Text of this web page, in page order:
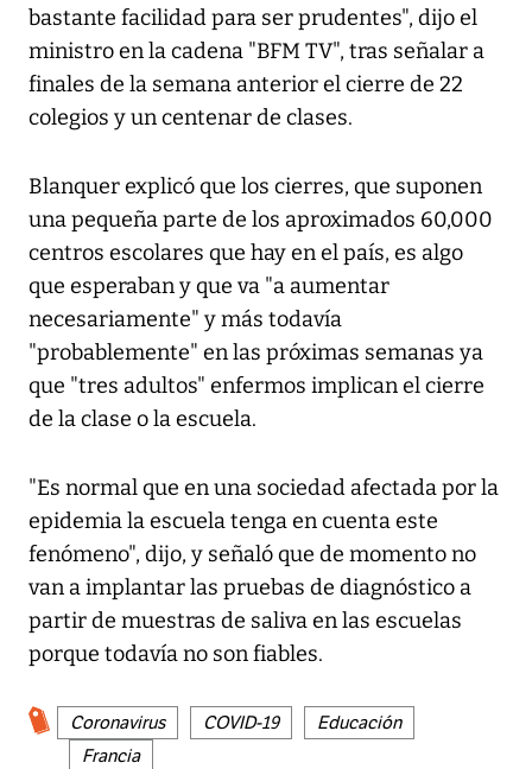
bastante facilidad para ser prudentes", dijo el
ministro en la cadena "BFM TV", tras señalar a
finales de la semana anterior el cierre de 22
colegios y un centenar de clases.
Blanquer explicó que los cierres, que suponen
una pequeña parte de los aproximados 60,000
centros escolares que hay en el país, es algo
que esperaban y que va "a aumentar
necesariamente" y más todavía
"probablemente" en las próximas semanas ya
que "tres adultos" enfermos implican el cierre
de la clase o la escuela.
"Es normal que en una sociedad afectada por la
epidemia la escuela tenga en cuenta este
fenómeno", dijo, y señaló que de momento no
van a implantar las pruebas de diagnóstico a
partir de muestras de saliva en las escuelas
porque todavía no son fiables.
Coronavirus COVID-19
Educación
Francia